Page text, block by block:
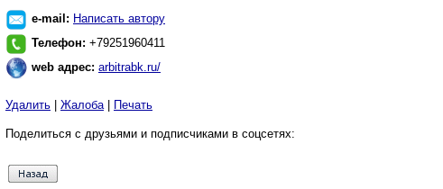
e-mail: Написать автору
Телефон: +79251960411
web адрес: arbitrabk.ru/
Удалить Жалоба| Печать
Поделиться с друзьями и подписчиками в соцсетях: